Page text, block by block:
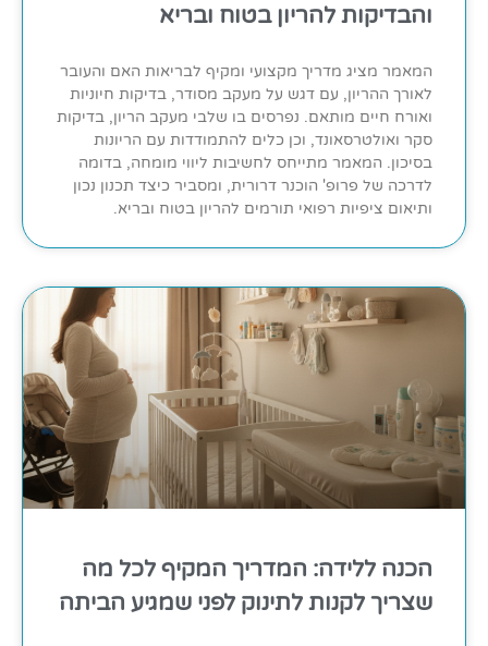
והבדיקות להריון בטוח ובריא
המאמר מציג מדריך מקצועי ומקיף לבריאות האם והעובר
לאורך ההריון, עם דגש על מעקב מסודר, בדיקות חיוניות
ואורח חיים מותאם. נפרסים בו שלבי מעקב הריון, בדיקות
סקר ואולטרסאונד, וכן כלים להתמודדות עם הריונות
בסיכון. המאמר מתייחס לחשיבות ליווי מומחה, בדומה
לדרכה של פרופ' הוכנר דרורית, ומסביר כיצד תכנון נכון
ותיאום ציפיות רפואי תורמים להריון בטוח ובריא.
הכנה ללידה: המדריך המקיף לכל מה
שצריך לקנות לתינוק לפני שמגיע הביתה